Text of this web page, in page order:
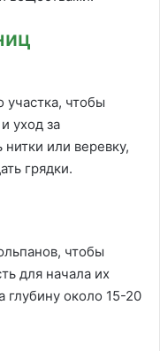
чтобы
уход за
или веревку,
грядки.
чтобы
для начала их
глубину около 15-20